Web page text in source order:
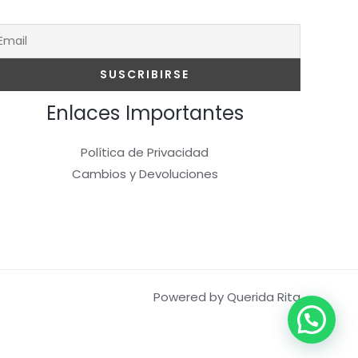
Enlaces Importantes
Política de Privacidad
Cambios y Devoluciones
Powered by Querida Rita